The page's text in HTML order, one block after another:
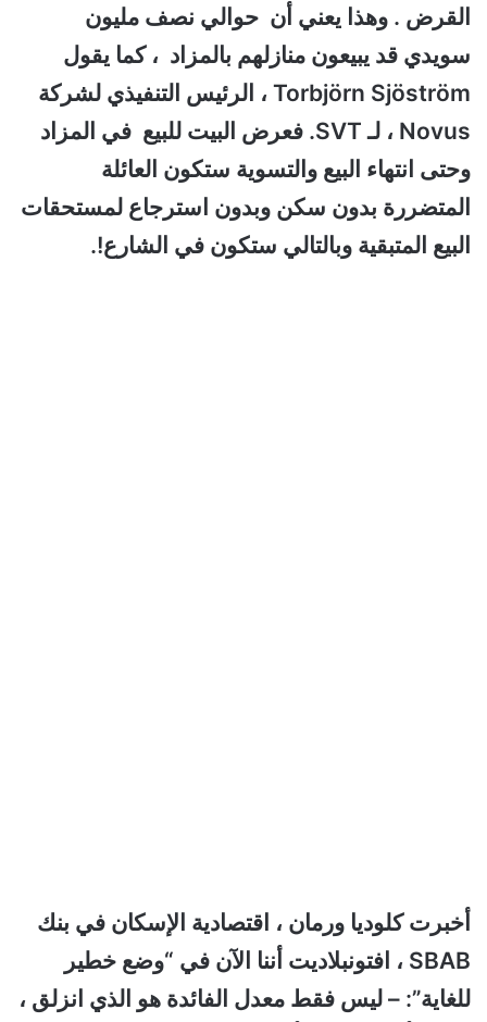
القرض . وهذا يعني أن حوالي نصف مليون
سويدي قد يبيعون منازلهم بالمزاد ، كما يقول
Torbjörn Sjöström ، الرئيس التنفيذي لشركة
Novus ، لـ SVT.
فعرض البيت للبيع في المزاد
وحتى انتهاء البيع والتسوية ستكون العائلة
المتضررة بدون سكن وبدون استرجاع لمستحقات
البيع المتبقية وبالتالي ستكون في الشارع!.
أخبرت كلوديا ورمان ، اقتصادية الإسكان في بنك
SBAB ، افتونبلاديت أننا الآن في “وضع خطير
للغاية”: – ليس فقط معدل الفائدة هو الذي انزلق ،